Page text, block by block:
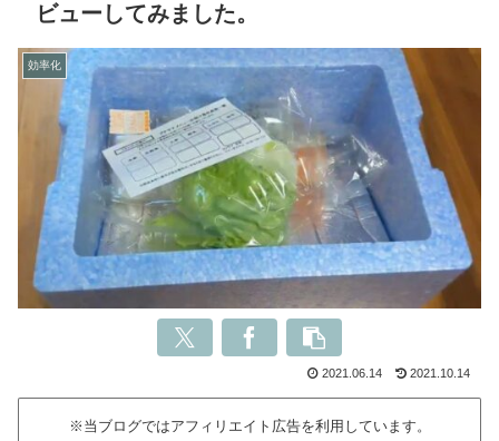
ビューしてみました。
効率化
2021.06.14 2021.10.14
※当ブログではアフィリエイト広告を利用しています。